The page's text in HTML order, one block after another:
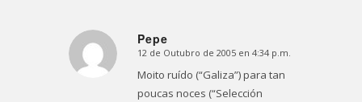
Pepe
Dice:
12 de Outubro de 2005 en 4:34 p.m.
Moito ruído (“Galiza”) para tan
poucas noces (“Selección